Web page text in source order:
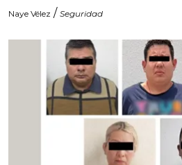
Naye Vélez / Seguridad